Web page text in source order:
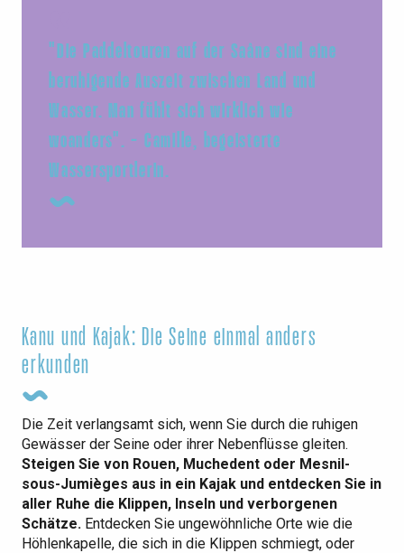
"Die Paddeltouren auf der Saâne sind eine
beruhigende Auszeit zwischen Land und
Wasser. Man fühlt sich wirklich wie
woanders". - Camille, begeisterte
Wassersportlerin.
Kanu und Kajak: Die Seine einmal anders
erkunden
Die Zeit verlangsamt sich, wenn Sie durch die ruhigen
Gewässer der Seine oder ihrer Nebenflüsse gleiten.
Steigen Sie von Rouen, Muchedent oder Mesnil-
sous-Jumièges aus in ein Kajak und entdecken Sie in
aller Ruhe die Klippen, Inseln und verborgenen
Schätze. Entdecken Sie ungewöhnliche Orte wie die
Höhlenkapelle, die sich in die Klippen schmiegt, oder